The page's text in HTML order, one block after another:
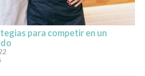
para competir en un